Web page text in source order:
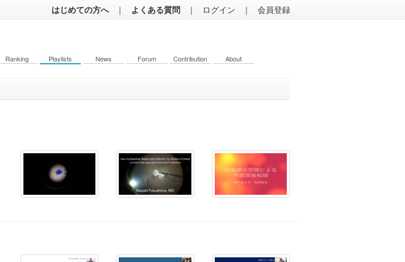
はじめての方へ ｜ よくある質問 ｜ ログイン ｜ 会員登録
Ranking Playlists News Forum Contribution About